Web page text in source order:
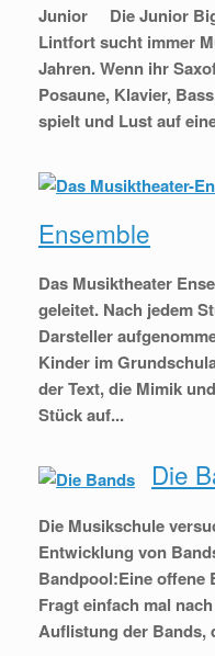
Junior Die Junior
Lintfort sucht immer
Jahren. Wenn ihr
Posaune, Klavier,
spielt und Lust auf
Ensemble
Das Musiktheater
geleitet. Nach jedem
Darsteller
Kinder im
der Text, die Mimik
Stück auf...
Die
Die Musikschule
Entwicklung von
Bandpool:Eine offene
Fragt einfach mal
Auflistung der Bands,